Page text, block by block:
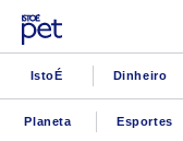
IstoÉ Dinheiro
Planeta Esportes